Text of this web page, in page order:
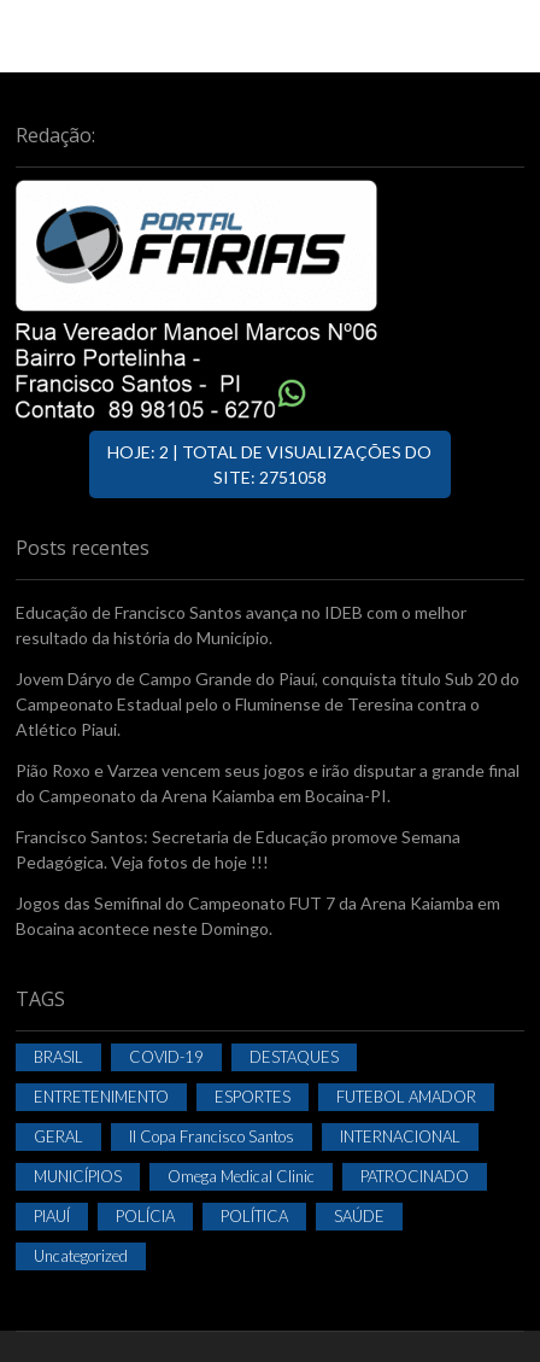
Redação:
HOJE: 2 | TOTAL DE VISUALIZAÇÕES DO
SITE: 2751058
Posts recentes
Educação de Francisco Santos avança no IDEB com o melhor
resultado da história do Município.
Jovem Dáryo de Campo Grande do Piauí, conquista titulo Sub 20 do
Campeonato Estadual pelo o Fluminense de Teresina contra o
Atlético Piaui.
Pião Roxo e Varzea vencem seus jogos e irão disputar a grande final
do Campeonato da Arena Kaiamba em Bocaina-PI.
Francisco Santos: Secretaria de Educação promove Semana
Pedagógica. Veja fotos de hoje !!!
Jogos das Semifinal do Campeonato FUT 7 da Arena Kaiamba em
Bocaina acontece neste Domingo.
TAGS
BRASIL COVID-19 DESTAQUES
ENTRETENIMENTO ESPORTES FUTEBOL AMADOR
GERAL II Copa Francisco Santos INTERNACIONAL
MUNICÍPIOS Omega Medical Clinic PATROCINADO
PIAUÍ POLÍCIA POLÍTICA SAÚDE
Uncategorized